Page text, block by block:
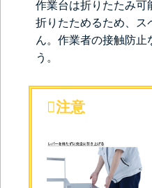
作業台は折りたたみ可
折りたためるため、ス
ん。作業者の接触防止
う。
注意